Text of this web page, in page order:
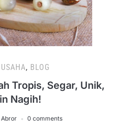
, BLOG
Tropis, Segar, Unik,
Nagih!
Abror 0 comments